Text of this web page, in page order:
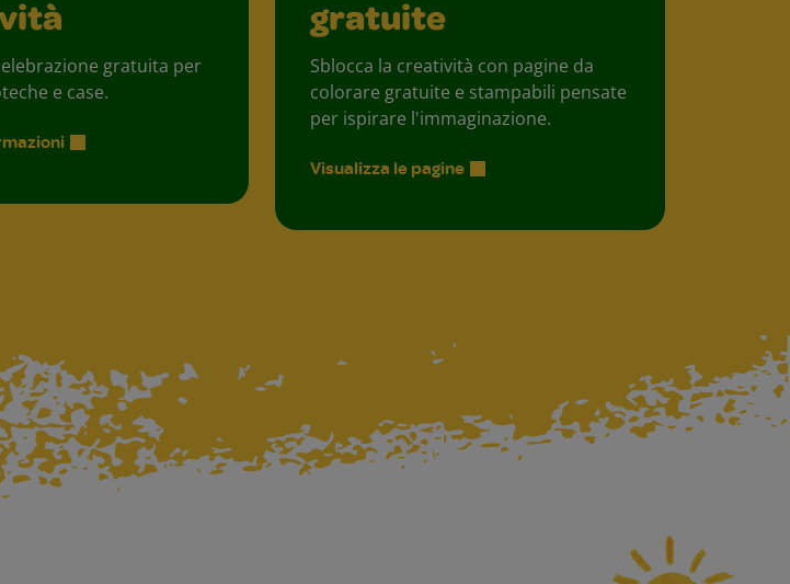
gratuita per
e case.
gratuite
Sblocca la creatività con pagine da
colorare gratuite e stampabili pensate
per ispirare l'immaginazione.
Visualizza le pagine